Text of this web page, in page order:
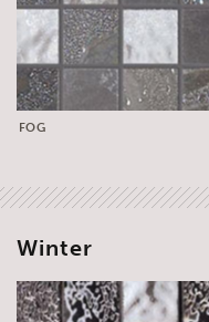
FOG
Winter